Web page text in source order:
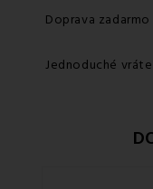
Doprava
Jednoduché